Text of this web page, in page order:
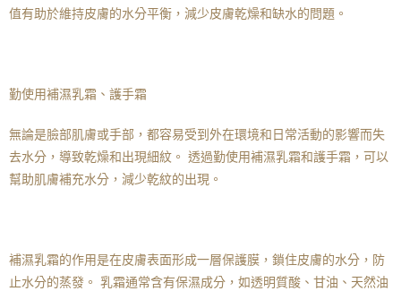
值有助於維持皮膚的水分平衡，減少皮膚乾燥和缺水的問題。
勤使用補濕乳霜、護手霜
無論是臉部肌膚或手部，都容易受到外在環境和日常活動的影響而失
去水分，導致乾燥和出現細紋。 透過勤使用補濕乳霜和護手霜，可以
幫助肌膚補充水分，減少乾紋的出現。
補濕乳霜的作用是在皮膚表面形成一層保護膜，鎖住皮膚的水分，防
止水分的蒸發。 乳霜通常含有保濕成分，如透明質酸、甘油、天然油